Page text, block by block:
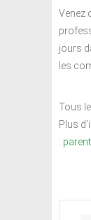
Venez
jours
les
Tous
Plus
: